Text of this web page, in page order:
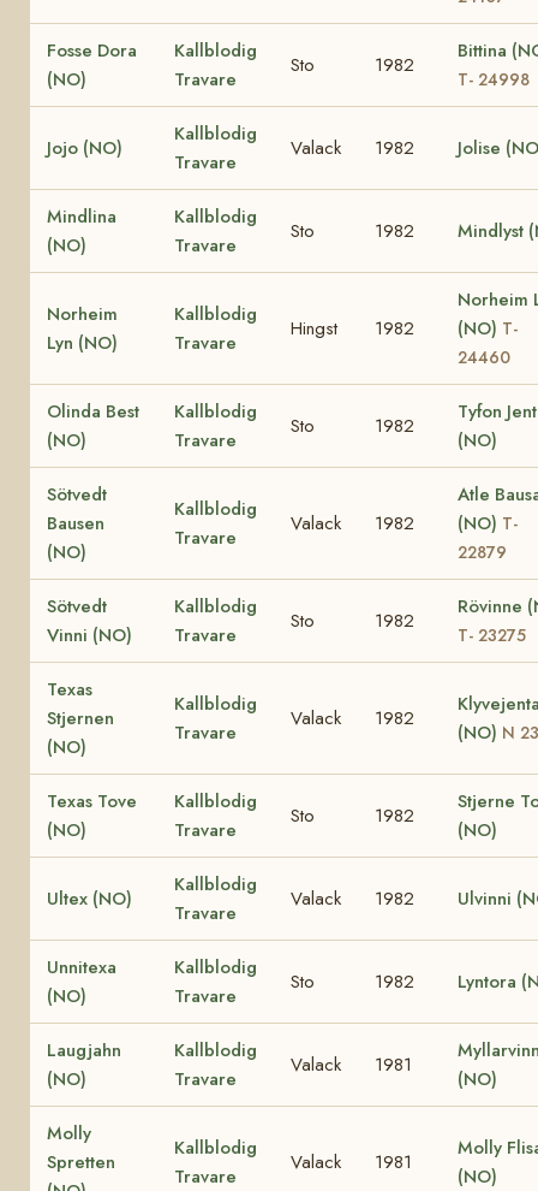
Fosse Dora
(NO)
Kallblodig
Travare
Sto 1982
Bittina
T- 24998
Jojo (NO)
Kallblodig
Travare
Valack 1982 Jolise
Mindlina
(NO)
Kallblodig
Travare
Sto 1982 Mindlyst
Norheim
Lyn (NO)
Kallblodig
Travare
Hingst 1982
Norheim
(NO) T-
24460
Olinda Best
(NO)
Kallblodig
Travare
Sto 1982
Tyfon
(NO)
Sötvedt
Bausen
(NO)
Kallblodig
Travare
Valack 1982
Atle
(NO) T-
22879
Sötvedt
Vinni (NO)
Kallblodig
Travare
Sto 1982
Rövinne
T- 23275
Texas
Stjernen
(NO)
Kallblodig
Travare
Valack 1982
(NO) N
Texas Tove
(NO)
Kallblodig
Travare
Sto 1982
Stjerne
(NO)
Ultex (NO)
Kallblodig
Travare
Valack 1982 Ulvinni
Unnitexa
(NO)
Kallblodig
Travare
Sto 1982 Lyntora
Laugjahn
(NO)
Kallblodig
Travare
Valack 1981
(NO)
Molly
Spretten
Kallblodig
Travare
Valack 1981
Molly
(NO)